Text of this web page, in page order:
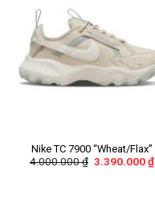
Nike TC 7900 “Wheat/Flax”
4.000.000₫ 3.390.000₫